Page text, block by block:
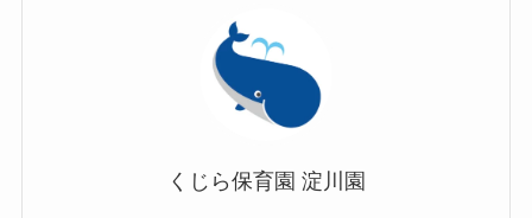
くじら保育園 淀川園